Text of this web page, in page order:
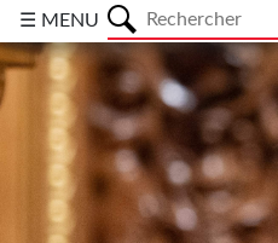
☰ MENU